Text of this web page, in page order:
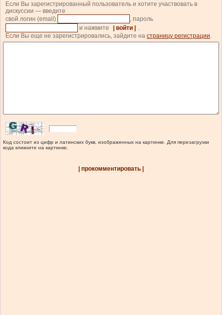
Если Вы зарегистрированный пользователь и хотите участвовать в
дискуссии — введите
свой логин (email)
, пароль
и нажмите
| войти |
.
Если Вы еще не зарегистрировались, зайдите на страницу регистрации.
Код состоит из цифр и латинских букв, изображенных на картинке. Для перезагрузки
кода кликните на картинке.
| прокомментировать |